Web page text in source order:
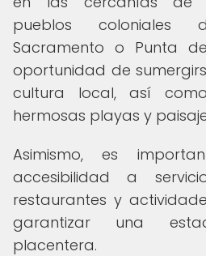
pueblos coloniales
Sacramento o Punta
oportunidad de
cultura local, así
hermosas playas y
Asimismo, es
accesibilidad a
restaurantes y
garantizar una
placentera.